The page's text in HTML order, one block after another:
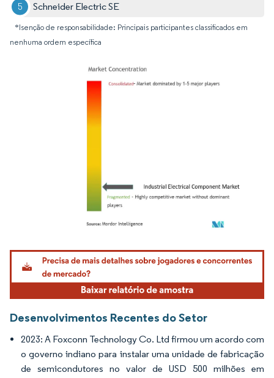
Schneider Electric SE
*Isenção de responsabilidade: Principais participantes classificados em
nenhuma ordem específica
Imagem © Mordor Intelligence. O reuso requer atribuição conforme CC BY 4.0.
Desenvolvimentos Recentes do Setor
2023: A Foxconn Technology Co. Ltd firmou um acordo com
o governo indiano para instalar uma unidade de fabricação
de semicondutores no valor de USD 500 milhões em